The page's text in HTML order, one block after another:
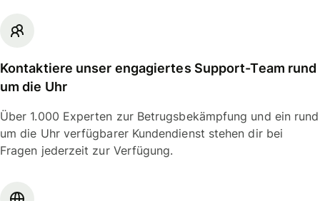
Kontaktiere unser engagiertes Support-Team rund
um die Uhr
Über 1.000 Experten zur Betrugsbekämpfung und ein rund
um die Uhr verfügbarer Kundendienst stehen dir bei
Fragen jederzeit zur Verfügung.